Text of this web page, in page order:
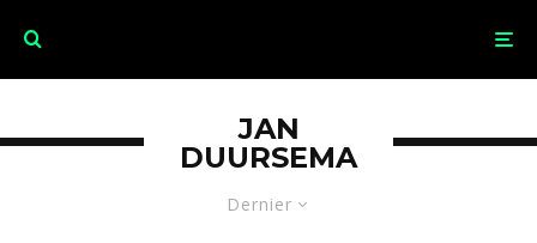
Dernier
JAN
DUURSEMA